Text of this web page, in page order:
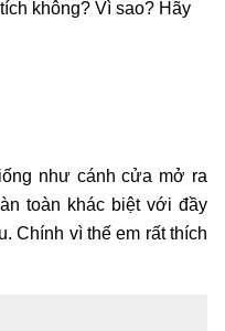
không? Vì sao? Hãy
như cánh cửa mở ra
toàn khác biệt với đầy
Chính vì thế em rất thích